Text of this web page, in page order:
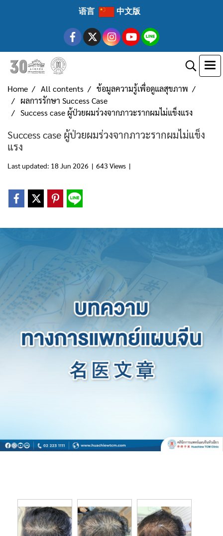
语言 中文版
Home All contents
ข้อมูลความรู้เพื่อดูแลสุขภาพ
ผลการรักษา Success Case
Success case ผู้ป่วยผมร่วงจากภาวะรากผมไม่แข็งแรง
Success case ผู้ป่วยผมร่วงจากภาวะรากผมไม่แข็ง
แรง
Last updated: 18 Jun 2026 | 643 Views |